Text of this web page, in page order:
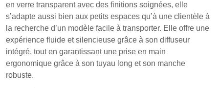
en verre transparent avec des finitions soignées, elle
s’adapte aussi bien aux petits espaces qu’à une clientèle à
la recherche d’un modèle facile à transporter. Elle offre une
expérience fluide et silencieuse grâce à son diffuseur
intégré, tout en garantissant une prise en main
ergonomique grâce à son tuyau long et son manche
robuste.